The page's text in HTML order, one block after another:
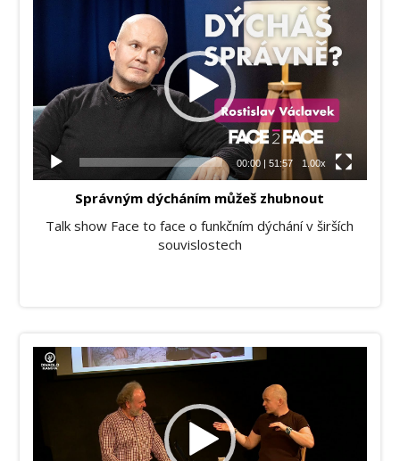
00:00| 51:57 1.00x
Správným dýcháním můžeš zhubnout
Talk show Face to face o funkčním dýchání v širších
souvislostech
Video
přehrávač